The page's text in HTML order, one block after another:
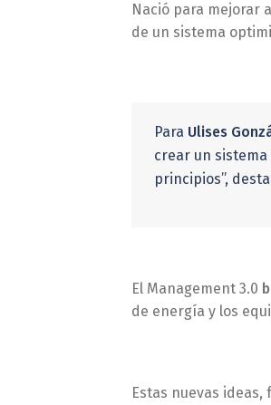
Nació para mejorar
de un sistema
Para Ulises
crear un
principios”,
El Management 3.0
de energía y los
Estas nuevas